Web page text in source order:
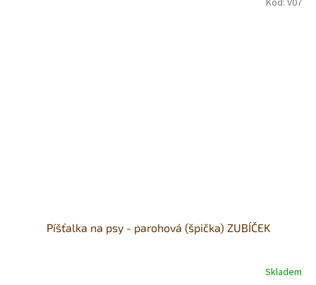
Píšťalka na psy - parohová (špička) ZUBÍČEK
Skladem
Kód: V07